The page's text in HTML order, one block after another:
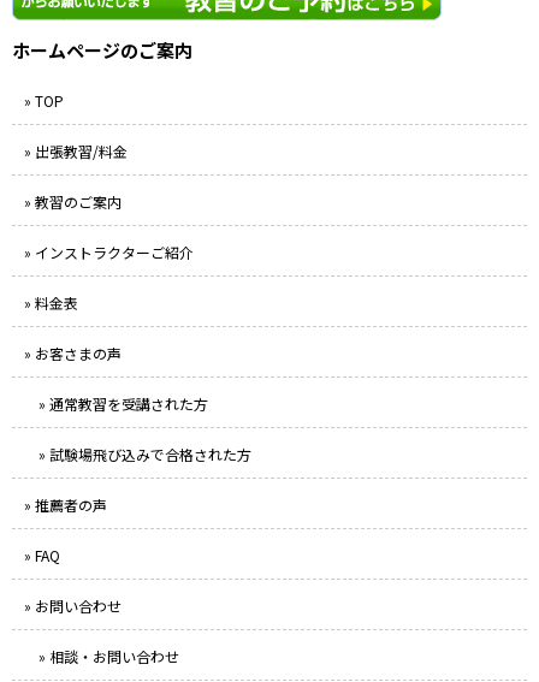
ホームページのご案内
» TOP
» 出張教習/料金
» 教習のご案内
» インストラクターご紹介
» 料金表
» お客さまの声
» 通常教習を受講された方
» 試験場飛び込みで合格された方
» 推薦者の声
» FAQ
» お問い合わせ
» 相談・お問い合わせ